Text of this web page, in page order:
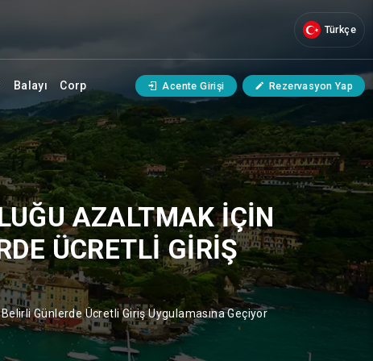
Türkçe
Balayı Corp Acente Girişi Rezervasyon Yap
AZALTMAK IÇIN
ÜCRETLI GIRIŞ
Günlerde Ücretli Giriş Uygulamasına Geçiyor